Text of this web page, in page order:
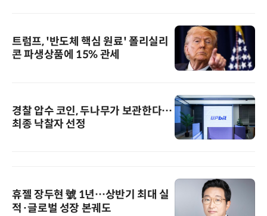
트럼프, '반도체 핵심 원료' 폴리실리
콘 파생상품에 15% 관세
경찰 압수 코인, 두나무가 보관한다…
최종 낙찰자 선정
휴젤 장두현 號 1년…상반기 최대 실
적·글로벌 성장 본궤도